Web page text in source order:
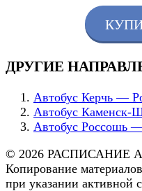
ДРУГИЕ
Автобус Керчь —
Автобус Каменск-
Автобус Россошь
© 2026 РАСПИСАНИЕ
Копирование
при указании активной